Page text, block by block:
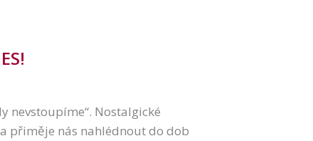
nevstoupíme“. Nostalgické
přiměje nás nahlédnout do dob